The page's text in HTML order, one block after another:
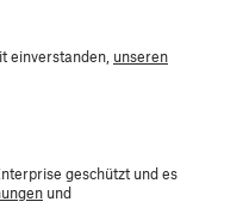
einverstanden, unseren
geschützt und es
und